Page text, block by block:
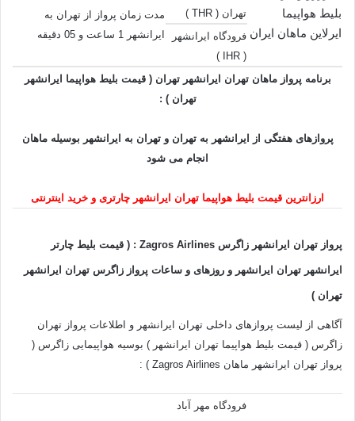
تهران ( THR )
مدت زمان پرواز از تهران به
ایرانشهر 1 ساعت و 05 دقیقه
فرودگاه ایرانشهر
(
IHR
)
برنامه پرواز ماهان تهران ایرانشهر تهران ( قیمت بلیط هواپیما ایرانشهر
تهران ) :
پروازهای هفتگی از ایرانشهر به تهران و تهران به ایرانشهر بوسیله ماهان
انجام می شود
ارزانترین قیمت بلیط هواپیما تهران ایرانشهر چارتری و خرید اینترنتی
پرواز تهران ایرانشهر زاگرس Zagros Airlines : ( قیمت بلیط چارتر
ایرانشهر تهران ایرانشهر و روزهای و ساعات پرواز زاگرس تهران ایرانشهر
تهران )
آگاهی از لیست پروازهای داخلی تهران ایرانشهر و اطلاعات پرواز تهران
زاگرس ( قیمت بلیط هواپیما تهران ایرانشهر ) بوسیه هواپیمایی زاگرس (
پرواز تهران ایرانشهر ماهان Zagros Airlines ) :
فرودگاه مهر آباد